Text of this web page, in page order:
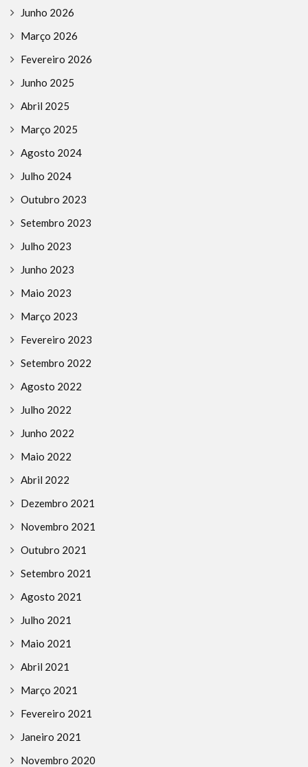
Junho 2026
Março 2026
Fevereiro 2026
Junho 2025
Abril 2025
Março 2025
Agosto 2024
Julho 2024
Outubro 2023
Setembro 2023
Julho 2023
Junho 2023
Maio 2023
Março 2023
Fevereiro 2023
Setembro 2022
Agosto 2022
Julho 2022
Junho 2022
Maio 2022
Abril 2022
Dezembro 2021
Novembro 2021
Outubro 2021
Setembro 2021
Agosto 2021
Julho 2021
Maio 2021
Abril 2021
Março 2021
Fevereiro 2021
Janeiro 2021
Novembro 2020